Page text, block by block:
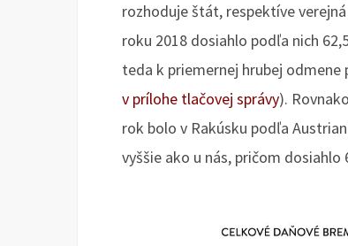
rozhoduje štát, respektíve
roku 2018 dosiahlo podľa nich
teda k priemernej hrubej
v prílohe tlačovej správy).
rok bolo v Rakúsku podľa
vyššie ako u nás, pričom dosiahlo